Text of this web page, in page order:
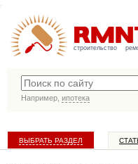
строительство
Например, ипотека
ВЫБРАТЬ РАЗДЕЛ